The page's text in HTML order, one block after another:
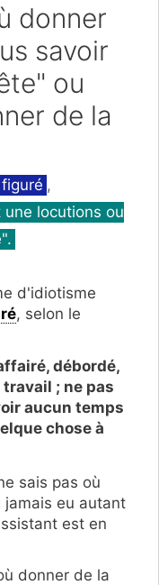
donner
savoir
ou
de la
,
une locutions ou
d'idiotisme
, selon le
débordé,
; ne pas
aucun temps
chose à
sais pas où
eu autant
est en
donner de la